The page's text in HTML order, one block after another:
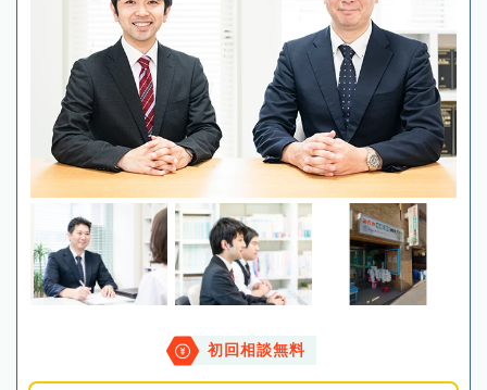
初回相談無料